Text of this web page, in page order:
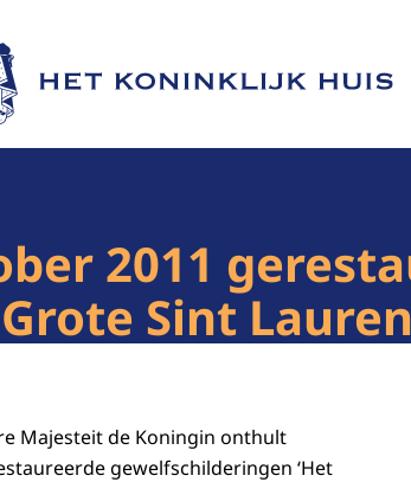
van Het Koninklijk Huis
2011
Sint
Majesteit de Koningin onthult
gewelfschilderingen ‘Het